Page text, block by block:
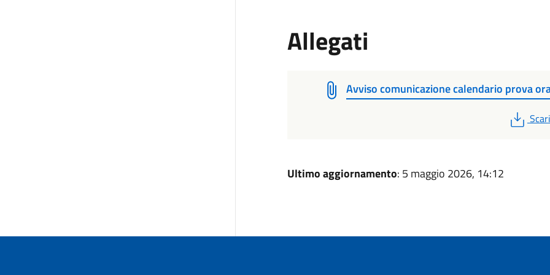
Allegati
Avviso comunicazione calendario prova
PDF
Ultimo aggiornamento: 5 maggio 2026, 14:12